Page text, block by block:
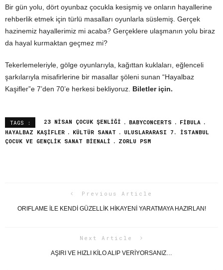
Bir gün yolu, dört oyunbaz çocukla kesişmiş ve onların hayallerine
rehberlik etmek için türlü masalları oyunlarla süslemiş. Gerçek
hazinemiz hayallerimiz mi acaba? Gerçeklere ulaşmanın yolu biraz
da hayal kurmaktan geçmez mi?
Tekerlemeleriyle, gölge oyunlarıyla, kağıttan kuklaları, eğlenceli
şarkılarıyla misafirlerine bir masallar şöleni sunan “Hayalbaz
Kaşifler”e 7’den 70’e herkesi bekliyoruz. Biletler için.
TAGS : 23 NISAN ÇOCUK ŞENLIĞI BABYCONCERTS
FIBULA
HAYALBAZ KAŞIFLER
KÜLTÜR SANAT
ULUSLARARASI 7. İSTANBUL
ÇOCUK VE GENÇLIK SANAT BIENALI
ZORLU PSM
Previous Article
ORIFLAME İLE KENDİ GÜZELLİK HİKAYENİ YARATMAYA HAZIRLAN!
Next Article
AŞIRI VE HIZLI KİLO ALIP VERİYORSANIZ…